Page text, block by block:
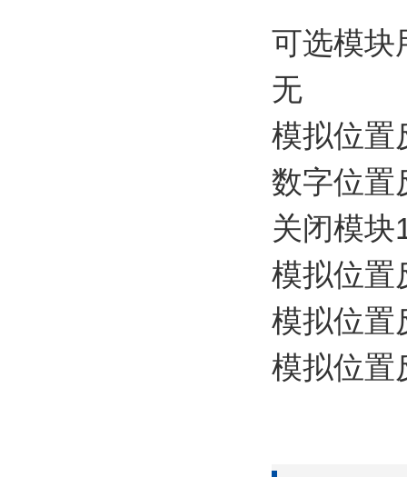
可选模块
无
模拟位置
数字位置
关闭模块
模拟位置
模拟位置
模拟位置